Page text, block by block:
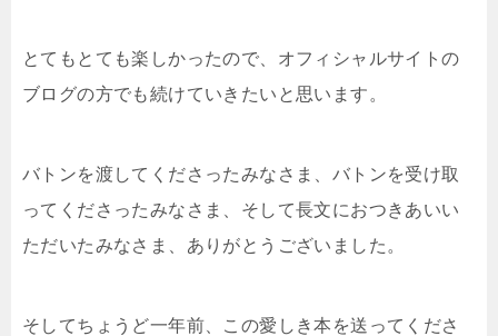
とてもとても楽しかったので、オフィシャルサイトの
ブログの方でも続けていきたいと思います。
バトンを渡してくださったみなさま、バトンを受け取
ってくださったみなさま、そして長文におつきあいい
ただいたみなさま、ありがとうございました。
そしてちょうど一年前、この愛しき本を送ってくださ